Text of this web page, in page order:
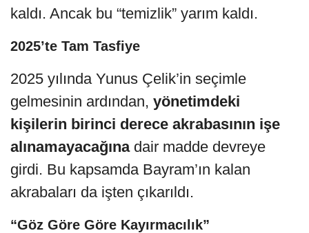
kaldı. Ancak bu “temizlik” yarım kaldı.
2025’te Tam Tasfiye
2025 yılında Yunus Çelik’in seçimle
gelmesinin ardından, yönetimdeki
kişilerin birinci derece akrabasının işe
alınamayacağınadair madde devreye
girdi. Bu kapsamda Bayram’ın kalan
akrabaları da işten çıkarıldı.
“Göz Göre Göre Kayırmacılık”